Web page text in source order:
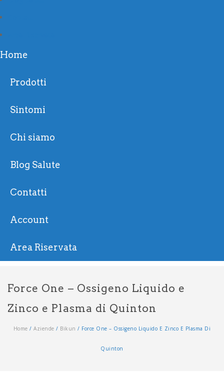
Home
Prodotti
Sintomi
Chi siamo
Blog Salute
Contatti
Account
Area Riservata
Force One – Ossigeno Liquido e
Zinco e Plasma di Quinton
Home / Aziende / Bikun / Force One – Ossigeno Liquido E Zinco E Plasma Di
Quinton